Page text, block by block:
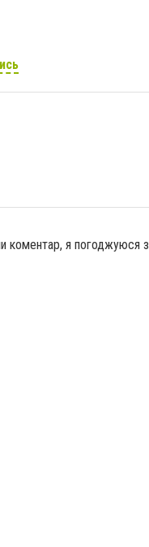
коментар, я погоджуюся з